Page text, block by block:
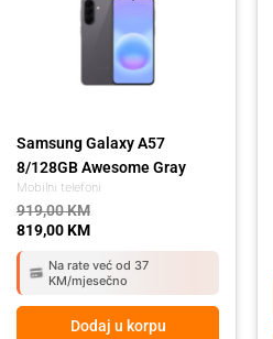
Mobilni telefoni
Samsung Galaxy A57
8/128GB Awesome Gray
919,00KM
919,00 KM.
819,00KM
819,00 KM.
Na rate već od 37
KM/mjesečno
Dodaj u korpu